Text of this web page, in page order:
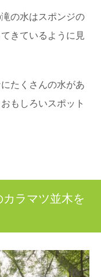
の水はスポンジの
きているように見
たくさんの水があ
もしろいスポット
ラマツ並木を